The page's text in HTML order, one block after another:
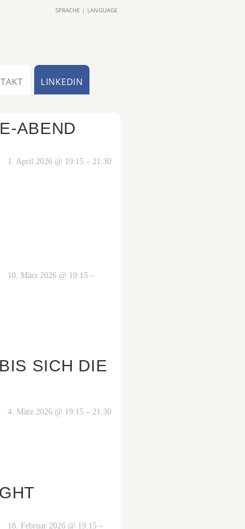
SPRACHE | LANGUAGE
LINKEDIN
ABEND
1. April 2026 @ 19:15 – 21:30
10. März 2026 @ 19:15 –
SICH DIE
4. März 2026 @ 19:15 – 21:30
18. Februar 2026 @ 19:15 –